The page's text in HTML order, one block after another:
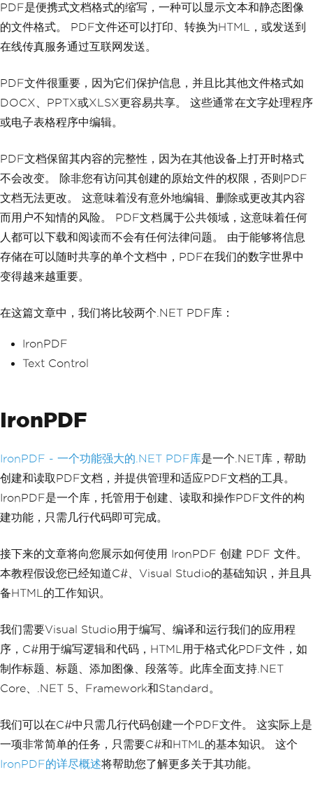
PDF是便携式文档格式的缩写，一种可以显示文本和静态图像
的文件格式。 PDF文件还可以打印、转换为HTML，或发送到
在线传真服务通过互联网发送。
PDF文件很重要，因为它们保护信息，并且比其他文件格式如
DOCX、PPTX或XLSX更容易共享。 这些通常在文字处理程序
或电子表格程序中编辑。
PDF文档保留其内容的完整性，因为在其他设备上打开时格式
不会改变。 除非您有访问其创建的原始文件的权限，否则PDF
文档无法更改。 这意味着没有意外地编辑、删除或更改其内容
而用户不知情的风险。 PDF文档属于公共领域，这意味着任何
人都可以下载和阅读而不会有任何法律问题。 由于能够将信息
存储在可以随时共享的单个文档中，PDF在我们的数字世界中
变得越来越重要。
在这篇文章中，我们将比较两个.NET PDF库：
IronPDF
Text Control
IronPDF
IronPDF - 一个功能强大的.NET PDF库是一个.NET库，帮助
创建和读取PDF文档，并提供管理和适应PDF文档的工具。
IronPDF是一个库，托管用于创建、读取和操作PDF文件的构
建功能，只需几行代码即可完成。
接下来的文章将向您展示如何使用 IronPDF 创建 PDF 文件。
本教程假设您已经知道C#、Visual Studio的基础知识，并且具
备HTML的工作知识。
我们需要Visual Studio用于编写、编译和运行我们的应用程
序，C#用于编写逻辑和代码，HTML用于格式化PDF文件，如
制作标题、标题、添加图像、段落等。此库全面支持.NET
Core、.NET 5、Framework和Standard。
我们可以在C#中只需几行代码创建一个PDF文件。 这实际上是
一项非常简单的任务，只需要C#和HTML的基本知识。 这个
IronPDF的详尽概述将帮助您了解更多关于其功能。